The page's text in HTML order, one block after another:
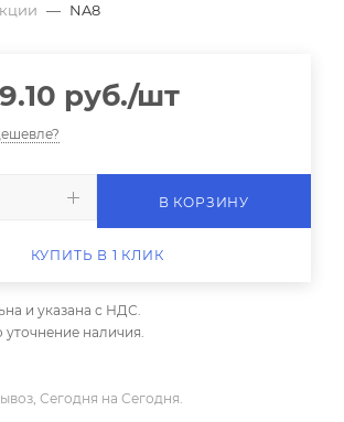
— NA8
руб./шт
В КОРЗИНУ
КУПИТЬ В 1 КЛИК
и указана с НДС.
уточнение наличия.
Сегодня на Сегодня.